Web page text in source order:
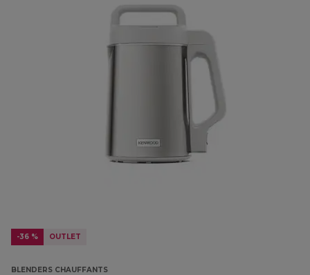
-36 % OUTLET
BLENDERS CHAUFFANTS